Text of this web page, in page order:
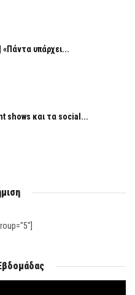
«Πάντα υπάρχει...
shows και τα social...